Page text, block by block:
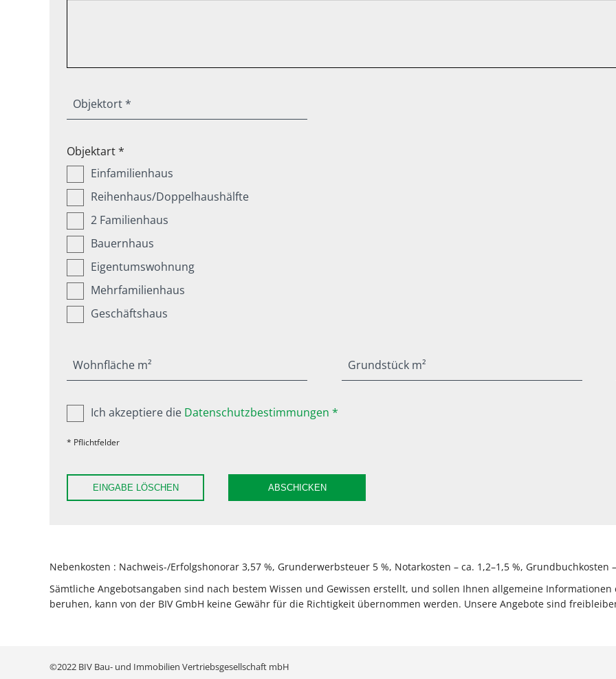
Objektort *
Objektart *
Einfamilienhaus
Reihenhaus/Doppelhaushälfte
2 Familienhaus
Bauernhaus
Eigentumswohnung
Mehrfamilienhaus
Geschäftshaus
Wohnfläche m² Grundstück m²
Ich akzeptiere die Datenschutzbestimmungen *
* Pflichtfelder
EINGABE LÖSCHEN ABSCHICKEN
Nebenkosten : Nachweis-/Erfolgshonorar 3,57 %, Grunderwerbsteuer 5 %, Notarkosten – ca. 1,2–1,5 %, Grundbuchkosten
Sämtliche Angebotsangaben sind nach bestem Wissen und Gewissen erstellt, und sollen Ihnen allgemeine
beruhen, kann von der BIV GmbH keine Gewähr für die Richtigkeit übernommen werden. Unsere Angebote sind
©2022 BIV Bau- und Immobilien Vertriebsgesellschaft mbH